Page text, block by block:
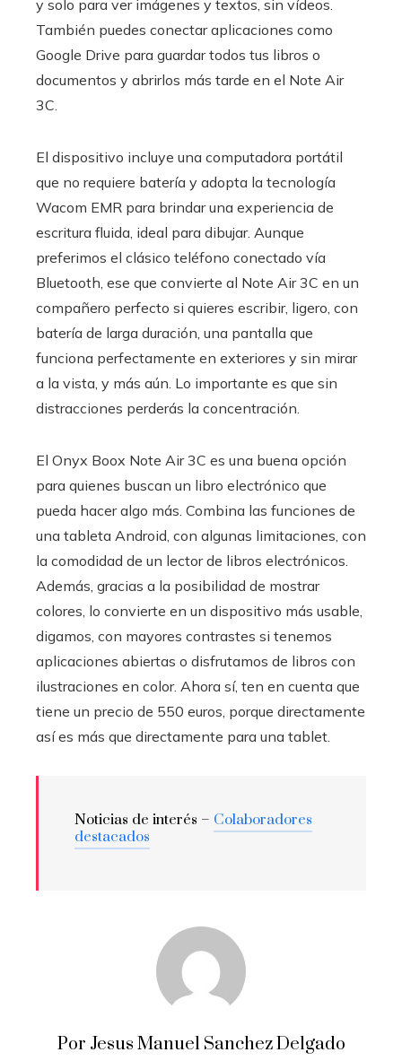
y solo para ver imágenes y textos, sin vídeos.
También puedes conectar aplicaciones como
Google Drive para guardar todos tus libros o
documentos y abrirlos más tarde en el Note Air
3C.
El dispositivo incluye una computadora portátil
que no requiere batería y adopta la tecnología
Wacom EMR para brindar una experiencia de
escritura fluida, ideal para dibujar. Aunque
preferimos el clásico teléfono conectado vía
Bluetooth, ese que convierte al Note Air 3C en un
compañero perfecto si quieres escribir, ligero, con
batería de larga duración, una pantalla que
funciona perfectamente en exteriores y sin mirar
a la vista, y más aún. Lo importante es que sin
distracciones perderás la concentración.
El Onyx Boox Note Air 3C es una buena opción
para quienes buscan un libro electrónico que
pueda hacer algo más. Combina las funciones de
una tableta Android, con algunas limitaciones, con
la comodidad de un lector de libros electrónicos.
Además, gracias a la posibilidad de mostrar
colores, lo convierte en un dispositivo más usable,
digamos, con mayores contrastes si tenemos
aplicaciones abiertas o disfrutamos de libros con
ilustraciones en color. Ahora sí, ten en cuenta que
tiene un precio de 550 euros, porque directamente
así es más que directamente para una tablet.
Noticias de interés – Colaboradores
destacados
Por Jesus Manuel Sanchez Delgado